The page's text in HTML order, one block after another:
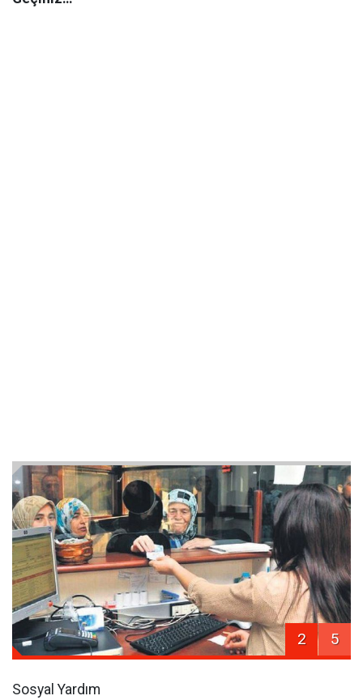
2 5
Sosyal Yardım